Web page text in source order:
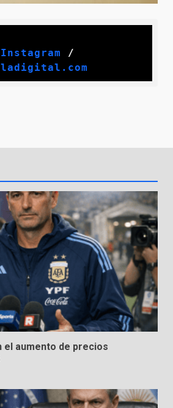
Instagram /
el aumento de precios